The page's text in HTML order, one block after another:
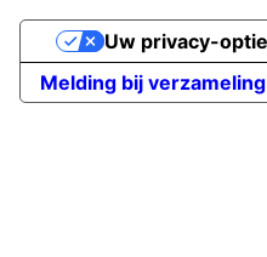
Melding bij verzameling
Uw privacy-